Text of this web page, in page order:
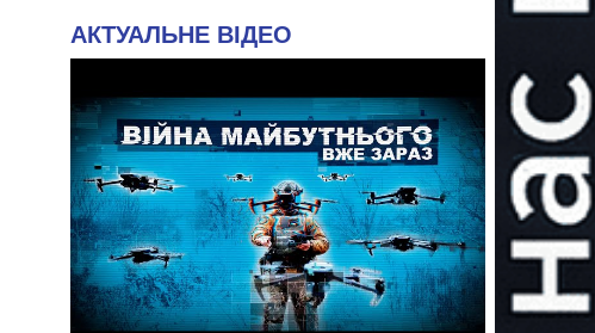
АКТУАЛЬНЕ ВІДЕО